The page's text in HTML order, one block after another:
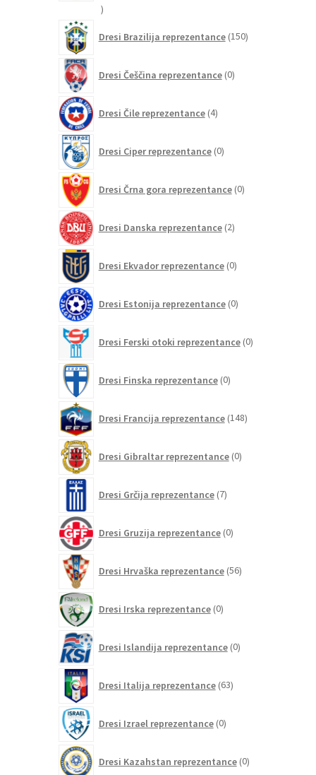
20
Dresi Brazilija reprezentance 150izdelkov
Dresi Češčina reprezentance 0izdelkov
Dresi Čile reprezentance 4izdelki
Dresi Ciper reprezentance 0izdelkov
Dresi Črna gora reprezentance 0izdelkov
Dresi Danska reprezentance 2izdelka
Dresi Ekvador reprezentance 0izdelkov
Dresi Estonija reprezentance 0izdelkov
Dresi Ferski otoki reprezentance 0izdelkov
Dresi Finska reprezentance 0izdelkov
Dresi Francija reprezentance 148izdelkov
Dresi Gibraltar reprezentance 0izdelkov
Dresi Grčija reprezentance 7izdelkov
Dresi Gruzija reprezentance 0izdelkov
Dresi Hrvaška reprezentance 56izdelkov
Dresi Irska reprezentance 0izdelkov
Dresi Islandija reprezentance 0izdelkov
Dresi Italija reprezentance 63izdelkov
Dresi Izrael reprezentance 0izdelkov
Dresi Kazahstan reprezentance 0izdelkov